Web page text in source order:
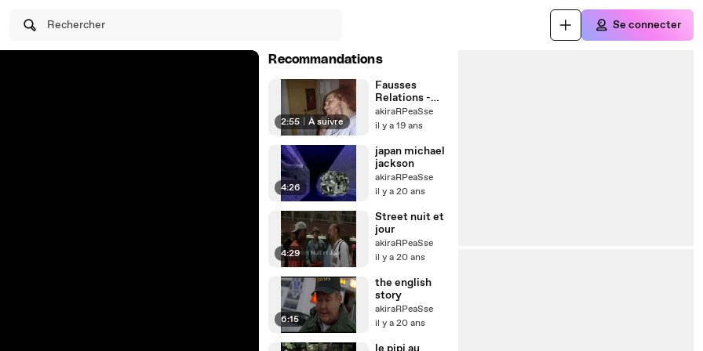
Rechercher Se connecter
Recommandations
2:55 À suivre
Fausses
Relations -
clip
akiraRPeaSse
il y a 19 ans
4:26
japan michael
jackson
akiraRPeaSse
il y a 20 ans
4:29
Street nuit et
jour
akiraRPeaSse
il y a 20 ans
6:15
the english
story
akiraRPeaSse
il y a 20 ans